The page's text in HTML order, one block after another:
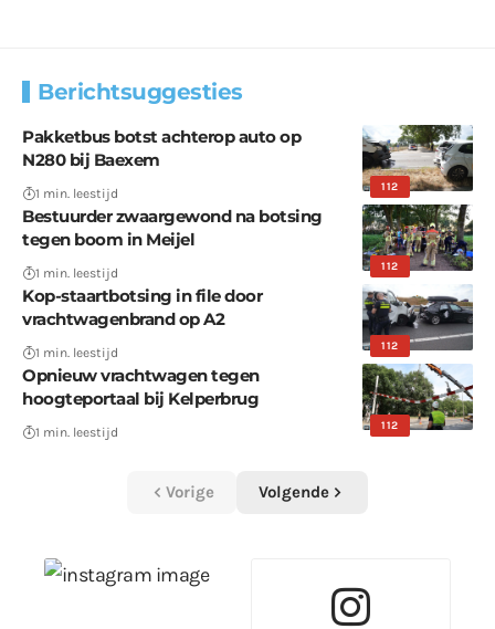
Berichtsuggesties
112
Pakketbus botst achterop auto op
N280 bij Baexem
1 min. leestijd
112
Bestuurder zwaargewond na botsing
tegen boom in Meijel
1 min. leestijd
112
Kop-staartbotsing in file door
vrachtwagenbrand op A2
1 min. leestijd
112
Opnieuw vrachtwagen tegen
hoogteportaal bij Kelperbrug
1 min. leestijd
Vorige Volgende